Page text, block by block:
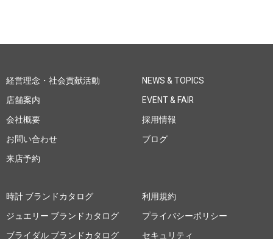
経営理念・社会貢献活動
店舗案内
会社概要
お問い合わせ
来店予約
NEWS & TOPICS
EVENT & FAIR
採用情報
ブログ
時計 ブランドカタログ
ジュエリー ブランドカタログ
ブライダル ブランドカタログ
利用規約
プライバシーポリシー
セキュリティ